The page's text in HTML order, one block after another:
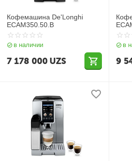
Кофемашина De'Longhi
ECAM350.50.B
в наличии
7 178 000 UZS
в
9